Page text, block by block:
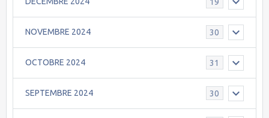
NOVEMBRE 2024 30
OCTOBRE 2024 31
SEPTEMBRE 2024 30